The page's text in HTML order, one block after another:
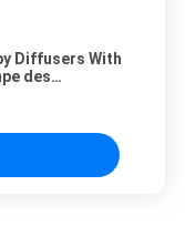
Diffusers With
des